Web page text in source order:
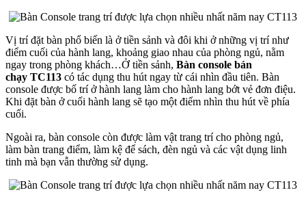
Vị trí đặt bàn phổ biến là ở tiền sảnh và đôi khi ở những vị trí như
điểm cuối của hành lang, khoảng giao nhau của phòng ngủ, nằm
ngay trong phòng khách…Ở tiền sảnh, Bàn console bán
chạy TC113 có tác dụng thu hút ngay từ cái nhìn đầu tiên. Bàn
console được bố trí ở hành lang làm cho hành lang bớt vẻ đơn điệu.
Khi đặt bàn ở cuối hành lang sẽ tạo một điểm nhìn thu hút về phía
cuối.
Ngoài ra, bàn console còn được làm vật trang trí cho phòng ngủ,
làm bàn trang điểm, làm kệ để sách, đèn ngủ và các vật dụng linh
tinh mà bạn vẫn thường sử dụng.